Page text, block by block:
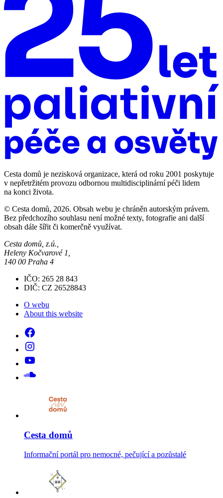
Cesta domů je nezisková organizace, která od roku 2001 poskytuje
v nepřetržitém provozu odbornou multidisciplinární péči lidem
na konci života.
© Cesta domů, 2026. Obsah webu je chráněn autorským právem.
Bez předchozího souhlasu není možné texty, fotografie ani další
obsah dále šířit či komerčně využívat.
Cesta domů, z.ú.,
Heleny Kočvarové 1,
140 00 Praha 4
IČO: 265 28 843
DIČ: CZ 26528843
O webu
About this website
Cesta domů
Informační portál pro nemocné, pečující a pozůstalé